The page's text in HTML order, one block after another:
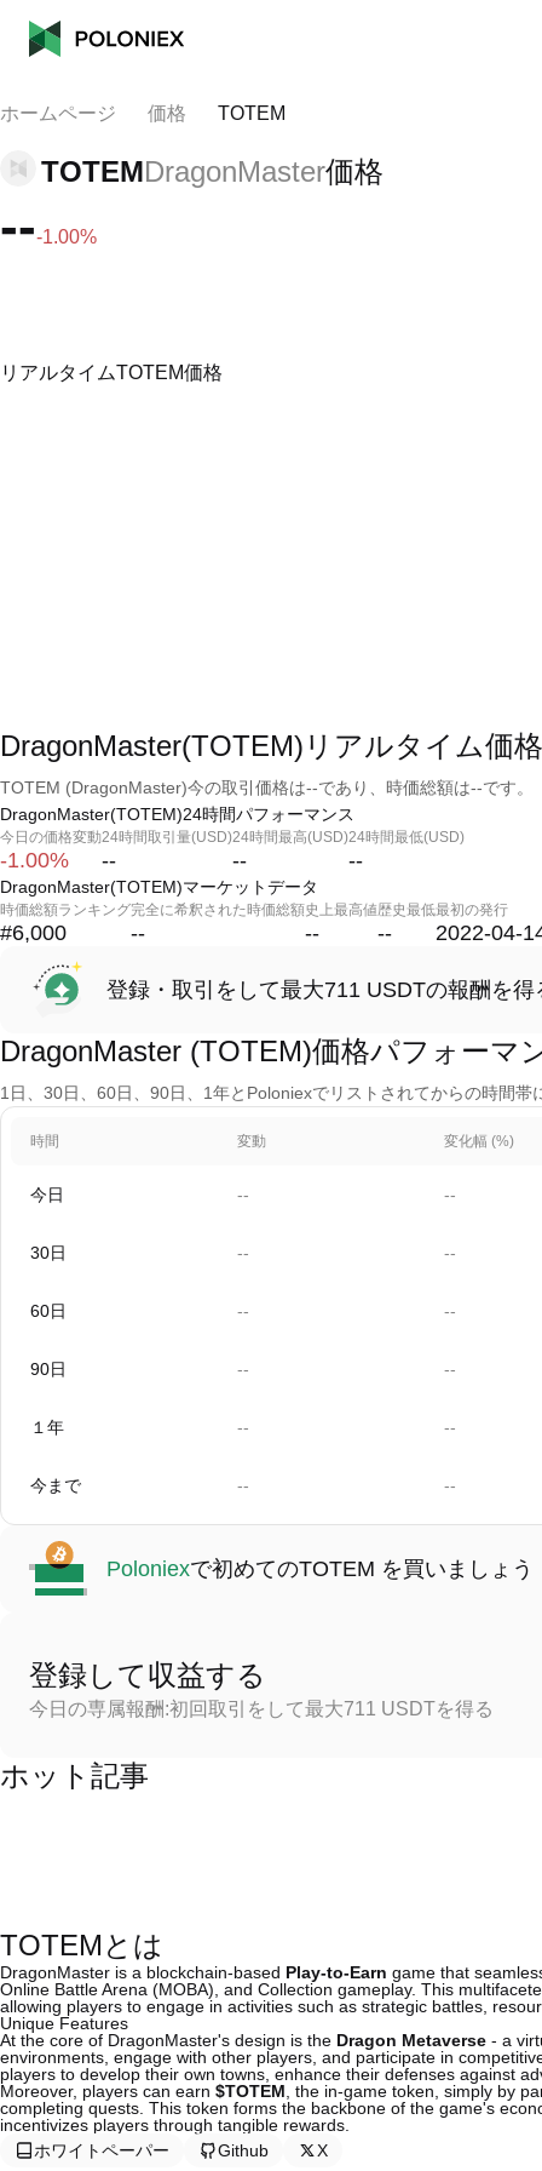
ホームページ 価格 TOTEM
TOTEMDragonMaster価格
---1.00%
リアルタイムTOTEM価格
DragonMaster(TOTEM)リアルタイム価格
TOTEM (DragonMaster)今の取引価格は--であり、時価総額は--です。
DragonMaster(TOTEM)24時間パフォーマンス
今日の価格変動
-1.00%
24時間取引量(USD)
--
24時間最高(USD)
--
24時間最低(USD)
--
DragonMaster(TOTEM)マーケットデータ
時価総額ランキング
#6,000
完全に希釈された時価総額
--
史上最高値
--
歴史最低
--
最初の発行
2022-04-
登録・取引をして最大711 USDTの報酬を得
DragonMaster (TOTEM)価格パフォーマ
1日、30日、60日、90日、1年とPoloniexでリストされてからの時間
時間 変動 変化幅 (%)
今日 -- --
30日 -- --
60日 -- --
90日 -- --
１年 -- --
今まで -- --
Poloniexで初めてのTOTEM を買いましょう
登録して収益する
今日の専属報酬:初回取引をして最大711 USDTを得る
ホット記事
TOTEMとは
DragonMaster is a blockchain-based Play-to-Earn game that
Online Battle Arena (MOBA), and Collection gameplay. This
allowing players to engage in activities such as strategic battles,
Unique Features
At the core of DragonMaster's design is the Dragon Metaverse - a
environments, engage with other players, and participate in
players to develop their own towns, enhance their defenses against
Moreover, players can earn $TOTEM , the in-game token, simply by
completing quests. This token forms the backbone of the game's
incentivizes players through tangible rewards.
ホワイトペーパー
Github X